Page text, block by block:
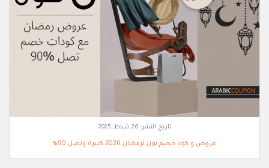
تاريخ النشر: 26 شباط, 2025
عروض و كود خصم نون لرمضان 2026 كبيرة وتصل 90%